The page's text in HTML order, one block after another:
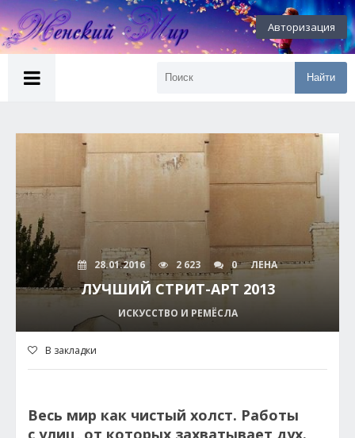
Авторизация
Найти
28.01.2016 2 623 0 ЛЕНА
ЛУЧШИЙ СТРИТ-АРТ 2013
ИСКУССТВО И РЕМЁСЛА
В закладки
Весь мир как чистый холст. Работы
с улиц, от которых захватывает дух.